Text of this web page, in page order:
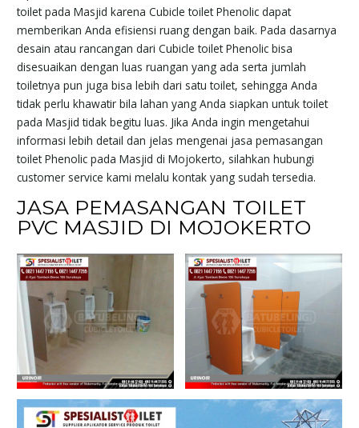
toilet pada Masjid karena Cubicle toilet Phenolic dapat
memberikan Anda efisiensi ruang dengan baik. Pada dasarnya
desain atau rancangan dari Cubicle toilet Phenolic bisa
disesuaikan dengan luas ruangan yang ada serta jumlah
toiletnya pun juga bisa lebih dari satu toilet, sehingga Anda
tidak perlu khawatir bila lahan yang Anda siapkan untuk toilet
pada Masjid tidak begitu luas. Jika Anda ingin mengetahui
informasi lebih detail dan jelas mengenai jasa pemasangan
toilet Phenolic pada Masjid di Mojokerto, silahkan hubungi
customer service kami melalu kontak yang sudah tersedia.
JASA PEMASANGAN TOILET
PVC MASJID DI MOJOKERTO